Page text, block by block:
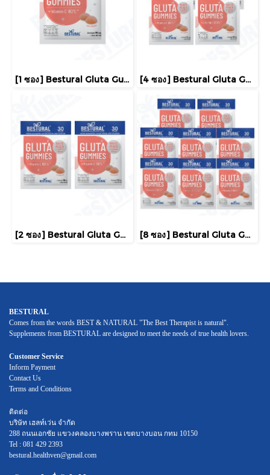
[1 ซอง] Bestural Gluta Gummies แอลกลูต้าไธโอนรูปแบบกัมมี่ ผสมวิตามินC 100% กลินไวท์พีช และลิ้นจี่ [4 ซอง] Bestural Gluta Gummies แอลกลูต้าไธโอนรูปแบบกัมมี่ ผสมวิตามินC 100% กลินไวท์พีช และลิ้นจี่
[2 ซอง] Bestural Gluta Gummies แอลกลูต้าไธโอนรูปแบบกัมมี่ ผสมวิตามินC 100% กลินไวท์พีช และลิ้นจี่ [8 ซอง] Bestural Gluta Gummies แอลกลูต้าไธโอนรูปแบบกัมมี่ ผสมวิตามินC 100% กลินไวท์พีช และลิ้นจี่
BESTURAL
Comes from the words BEST & NATURAL "The Best Therapist is natural".
Supplements from BESTURAL are designed to meet the needs of true health lovers.
Customer Service
Inform Payment
Contact Us
Terms and Conditions
ติดต่อ
บริษัท เฮลท์เว่น จำกัด
288 ถนนเอกชัย แขวงคลองบางพราน เขตบางบอน กทม 10150
Tel : 081 429 2393
bestural.healthven@gmail.com